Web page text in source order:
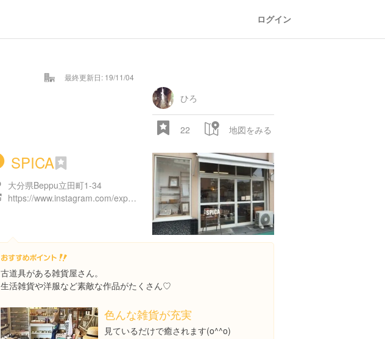
ログイン
最終更新日: 19/11/04
ひろ
22 地図をみる
SPICA
大分県Beppu立田町1-34
https://www.instagram.com/explore/locations/688721433
古道具がある雑貨屋さん。
生活雑貨や洋服など素敵な作品がたくさん♡
色んな雑貨が充実
見ているだけで癒されます(o^^o)